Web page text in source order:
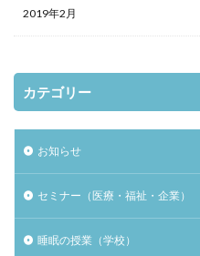
2019年2月
カテゴリー
お知らせ
セミナー（医療・福祉・企業）
睡眠の授業（学校）